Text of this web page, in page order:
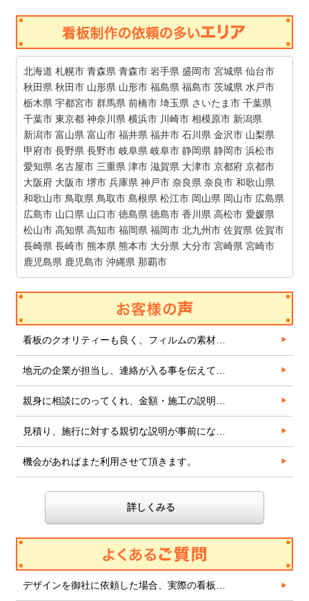
北海道 札幌市 青森県 青森市 岩手県 盛岡市 宮城県 仙台市
秋田県 秋田市 山形県 山形市 福島県 福島市 茨城県 水戸市
栃木県 宇都宮市 群馬県 前橋市 埼玉県 さいたま市 千葉県
千葉市 東京都 神奈川県 横浜市 川崎市 相模原市 新潟県
新潟市 富山県 富山市 福井県 福井市 石川県 金沢市 山梨県
甲府市 長野県 長野市 岐阜県 岐阜市 静岡県 静岡市 浜松市
愛知県 名古屋市 三重県 津市 滋賀県 大津市 京都府 京都市
大阪府 大阪市 堺市 兵庫県 神戸市 奈良県 奈良市 和歌山県
和歌山市 鳥取県 鳥取市 島根県 松江市 岡山県 岡山市 広島県
広島市 山口県 山口市 徳島県 徳島市 香川県 高松市 愛媛県
松山市 高知県 高知市 福岡県 福岡市 北九州市 佐賀県 佐賀市
長崎県 長崎市 熊本県 熊本市 大分県 大分市 宮崎県 宮崎市
鹿児島県 鹿児島市 沖縄県 那覇市
看板のクオリティーも良く、フィルムの素材…
地元の企業が担当し、連絡が入る事を伝えて…
親身に相談にのってくれ、金額・施工の説明…
見積り、施行に対する親切な説明が事前にな…
機会があればまた利用させて頂きます。
詳しくみる
デザインを御社に依頼した場合、実際の看板…